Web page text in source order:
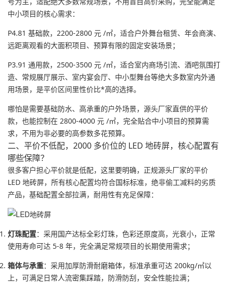
中小项目的核心需求：
P4.81 基础款，2200-2800 元 /㎡，适合户外舞台租赁、年会商演、
远距离观看的大面积项目、预算有限的固定安装场景；
P3.91 通用款，2500-3500 元 /㎡，适合室内商场引流、酒吧氛围打
造、常规展厅展示、室内宴会厅、中小型舞台等绝大多数室内外通
用场景，是平价区间里性价比*高的选择。
哪怕是需要基础防水、高承重的户外场景，源头厂家直供的平价
款，也能控制在 2800-4000 元 /㎡，完全贴合中小项目的预算需
求，不用为非必要的高参数多花预算。
二、平价不低配，2000 多价位的 LED 地砖屏，核心配置有
哪些保障？
很多客户担心平价就是低配，这里要明确，正规源头厂家的平价
LED 地砖屏，所有核心配置均符合国标标准，绝非偷工减料的劣质
产品，基础配置全部拉满，耐用性有充足保障：
灯珠配置：采用国产达标全彩灯珠，色彩还原度高，光衰小，正常
使用寿命可达 5-8 年，完全满足常规项目的长期使用需求；
箱体与承重：采用加厚防滑耐磨箱体，标准承重可达 200kg/㎡以
上，可满足日常人流密集踩踏，防滑防刮，安全性能拉满；